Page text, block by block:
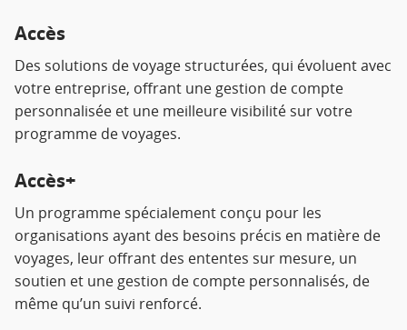
Accès
Des solutions de voyage structurées, qui évoluent avec
votre entreprise, offrant une gestion de compte
personnalisée et une meilleure visibilité sur votre
programme de voyages.
Accès+
Un programme spécialement conçu pour les
organisations ayant des besoins précis en matière de
voyages, leur offrant des ententes sur mesure, un
soutien et une gestion de compte personnalisés, de
même qu’un suivi renforcé.